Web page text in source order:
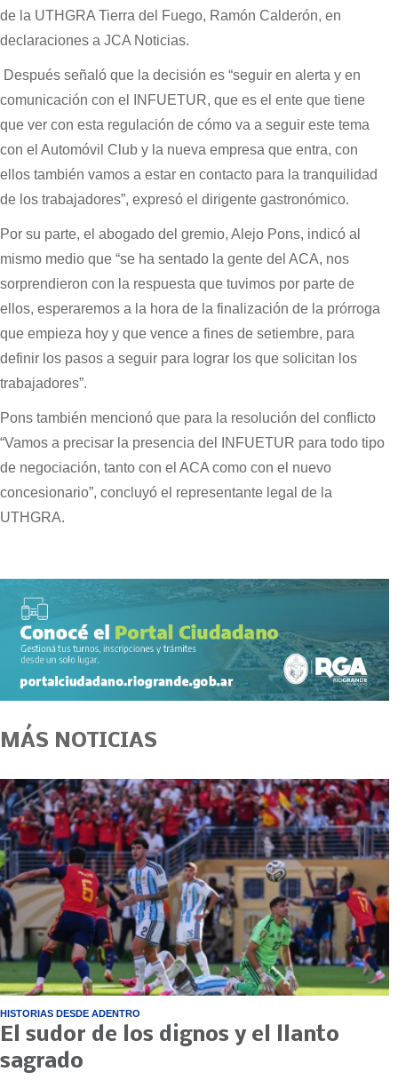
de la UTHGRA Tierra del Fuego, Ramón Calderón, en
declaraciones a JCA Noticias.
Después señaló que la decisión es “seguir en alerta y en
comunicación con el INFUETUR, que es el ente que tiene
que ver con esta regulación de cómo va a seguir este tema
con el Automóvil Club y la nueva empresa que entra, con
ellos también vamos a estar en contacto para la tranquilidad
de los trabajadores”, expresó el dirigente gastronómico.
Por su parte, el abogado del gremio, Alejo Pons, indicó al
mismo medio que “se ha sentado la gente del ACA, nos
sorprendieron con la respuesta que tuvimos por parte de
ellos, esperaremos a la hora de la finalización de la prórroga
que empieza hoy y que vence a fines de setiembre, para
definir los pasos a seguir para lograr los que solicitan los
trabajadores”.
Pons también mencionó que para la resolución del conflicto
“Vamos a precisar la presencia del INFUETUR para todo tipo
de negociación, tanto con el ACA como con el nuevo
concesionario”, concluyó el representante legal de la
UTHGRA.
MÁS NOTICIAS
HISTORIAS DESDE ADENTRO
El sudor de los dignos y el llanto
sagrado